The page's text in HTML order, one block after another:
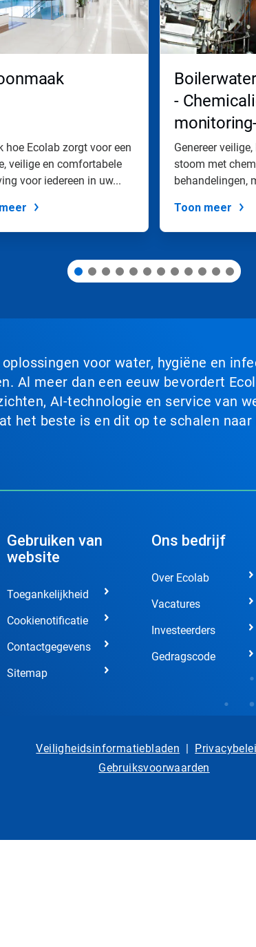
hoe Ecolab zorgt voor een
veilige en comfortabele
voor iedereen in uw...
-
Genereer
stoom met
behandelingen,
Toon meer
voor water, hygiëne en
Al meer dan een eeuw bevordert
AI-technologie en service van
het beste is en dit op te schalen
Gebruiken van
website
Toegankelijkheid
Cookienotificatie
Contactgegevens
Sitemap
Ons bedrijf
Over Ecolab
Vacatures
Investeerders
Gedragscode
Veiligheidsinformatiebladen |
Gebruiksvoorwaarden